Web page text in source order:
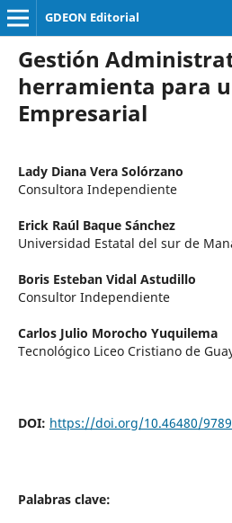
GDEON Editorial
Gestión
herramienta para
Empresarial
Lady Diana Vera Solórzano
Consultora Independiente
Erick Raúl Baque Sánchez
Universidad Estatal del sur de
Boris Esteban Vidal Astudillo
Consultor Independiente
Carlos Julio Morocho Yuquilema
Tecnológico Liceo Cristiano de
DOI: https://doi.org/10.46480/
Palabras clave: